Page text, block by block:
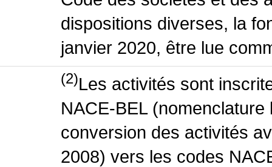
dispositions diverses, la
janvier 2020, être lue
(2)Les activités sont
NACE-BEL
conversion des activités
2008) vers les codes